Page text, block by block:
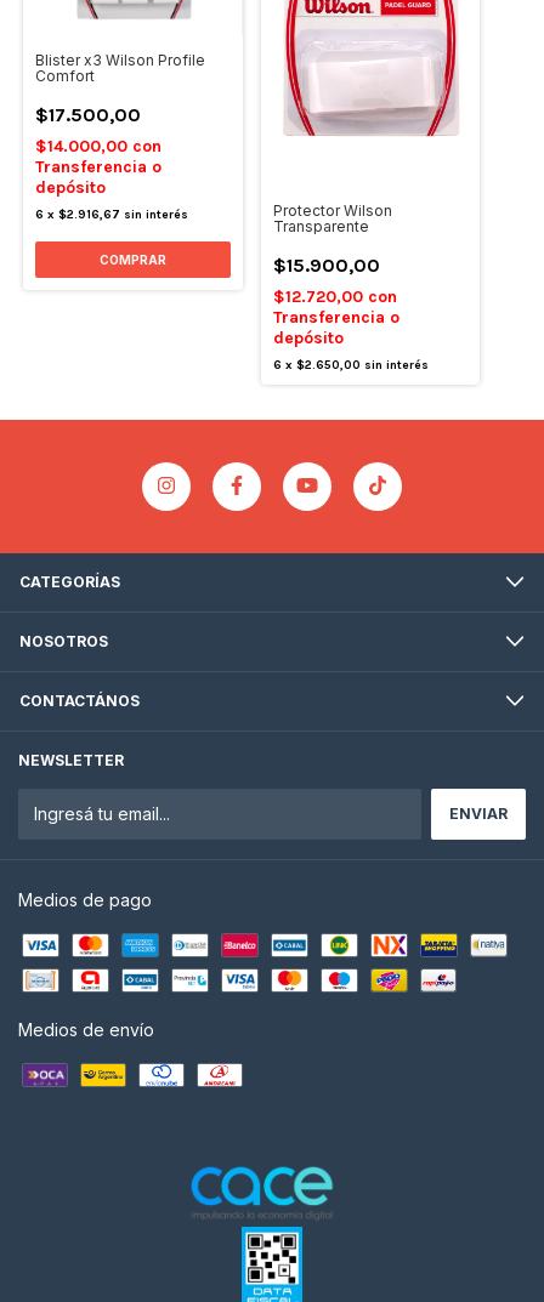
Blister x3 Wilson Profile
Comfort
$17.500,00
$14.000,00 con
Transferencia o
depósito
6 x $2.916,67 sin interés
COMPRAR
Protector Wilson
Transparente
$15.900,00
$12.720,00 con
Transferencia o
depósito
6 x $2.650,00 sin interés
CATEGORÍAS
NOSOTROS
CONTACTÁNOS
NEWSLETTER
Medios de pago
Medios de envío